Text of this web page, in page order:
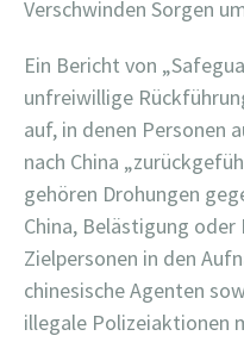
Verschwinden Sorgen
Ein Bericht von
unfreiwillige
auf, in denen Personen
nach China
gehören Drohungen
China, Belästigung oder
Zielpersonen in den
chinesische Agenten
illegale Polizeiaktionen